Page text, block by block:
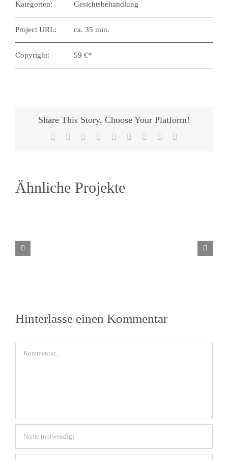
Kategorien: Gesichtsbehandlung
Project URL: ca. 35 min.
Copyright: 59 €*
Share This Story, Choose Your Platform!
Facebook Reddit LinkedInWhatsApp
TumblrPinterest
Ähnliche Projekte
Hinterlasse einen Kommentar